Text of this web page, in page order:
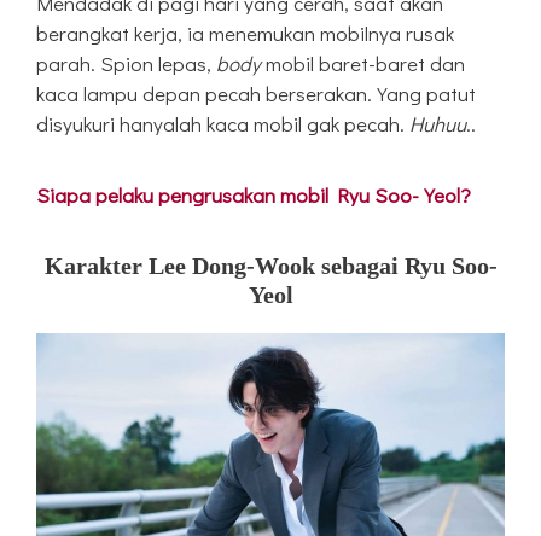
berangkat kerja, ia menemukan mobilnya rusak
parah. Spion lepas, bodymobil baret-baret dan
kaca lampu depan pecah berserakan. Yang patut
disyukuri hanyalah kaca mobil gak pecah. Huhuu..
Siapa pelaku pengrusakan mobil Ryu Soo-Yeol?
Karakter Lee Dong-Wook sebagai Ryu Soo-
Yeol